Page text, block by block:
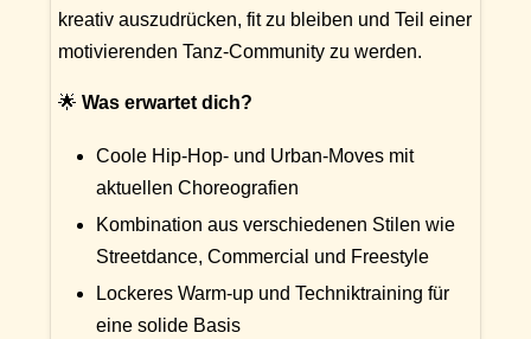
kreativ auszudrücken, fit zu bleiben und Teil einer
motivierenden Tanz-Community zu werden.
🌟 Was erwartet dich?
Coole Hip-Hop- und Urban-Moves mit
aktuellen Choreografien
Kombination aus verschiedenen Stilen wie
Streetdance, Commercial und Freestyle
Lockeres Warm-up und Techniktraining für
eine solide Basis